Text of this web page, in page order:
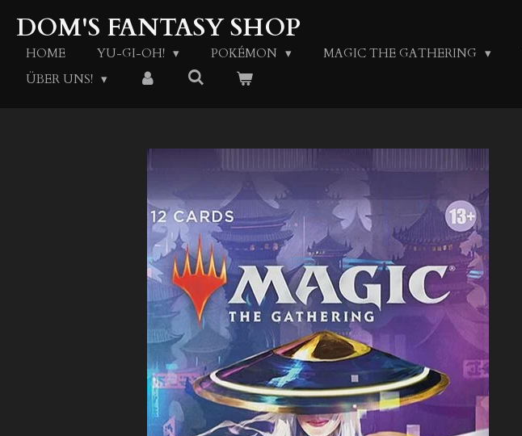
Zum
Hauptinhalt
springen
DOM'S FANTASY SHOP
HOME YU-GI-OH! POKÉMON MAGIC THE GATHERING
ÜBER UNS!